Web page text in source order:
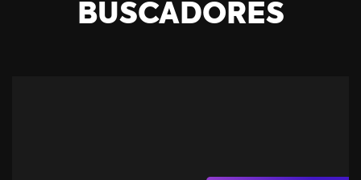
BUSCADORES